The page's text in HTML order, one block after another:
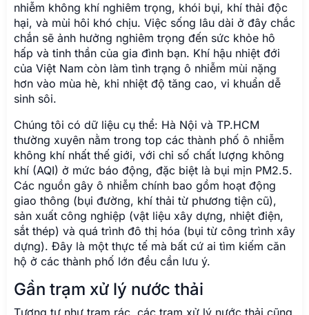
nhiễm không khí nghiêm trọng, khói bụi, khí thải độc
hại, và mùi hôi khó chịu. Việc sống lâu dài ở đây chắc
chắn sẽ ảnh hưởng nghiêm trọng đến sức khỏe hô
hấp và tinh thần của gia đình bạn. Khí hậu nhiệt đới
của Việt Nam còn làm tình trạng ô nhiễm mùi nặng
hơn vào mùa hè, khi nhiệt độ tăng cao, vi khuẩn dễ
sinh sôi.
Chúng tôi có dữ liệu cụ thể: Hà Nội và TP.HCM
thường xuyên nằm trong top các thành phố ô nhiễm
không khí nhất thế giới, với chỉ số chất lượng không
khí (AQI) ở mức báo động, đặc biệt là bụi mịn PM2.5.
Các nguồn gây ô nhiễm chính bao gồm hoạt động
giao thông (bụi đường, khí thải từ phương tiện cũ),
sản xuất công nghiệp (vật liệu xây dựng, nhiệt điện,
sắt thép) và quá trình đô thị hóa (bụi từ công trình xây
dựng). Đây là một thực tế mà bất cứ ai tìm kiếm căn
hộ ở các thành phố lớn đều cần lưu ý.
Gần trạm xử lý nước thải
Tương tự như trạm rác, các trạm xử lý nước thải cũng